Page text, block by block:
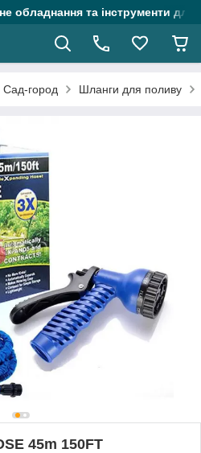
обладнання та інструменти для
Сад-город Шланги для поливу
45m 150FT